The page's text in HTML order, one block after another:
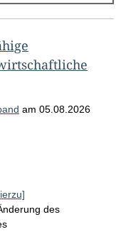
am 05.08.2026
des